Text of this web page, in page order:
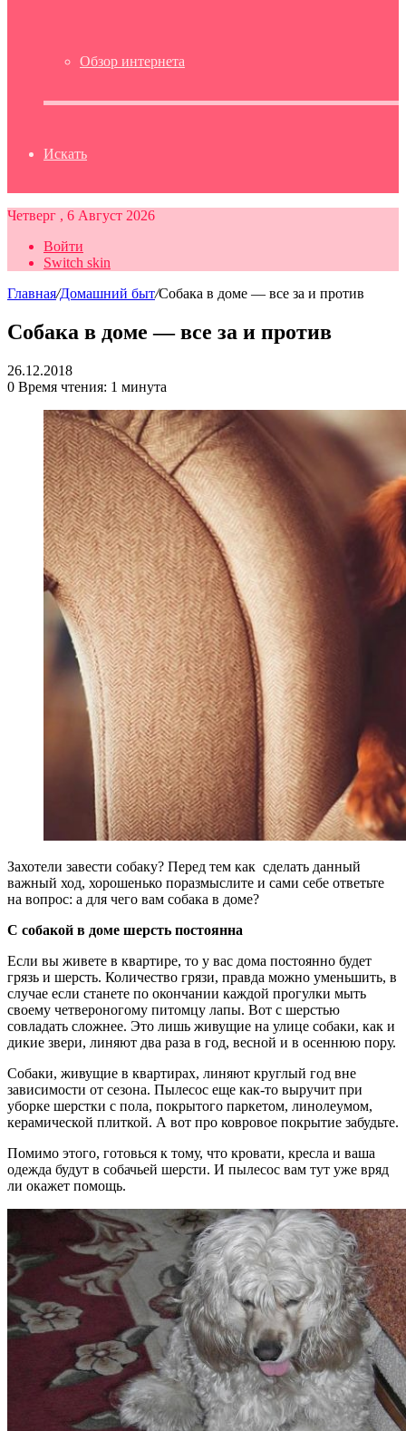
Обзор интернета
Искать
Четверг , 6 Август 2026
Войти
Switch skin
Главная/Домашний быт/Собака в доме — все за и против
Собака в доме — все за и против
26.12.2018
0 Время чтения: 1 минута
Захотели завести собаку? Перед тем как сделать данный
важный ход, хорошенько поразмыслите и сами себе ответьте
на вопрос: а для чего вам собака в доме?
С собакой в доме шерсть постоянна
Если вы живете в квартире, то у вас дома постоянно будет
грязь и шерсть. Количество грязи, правда можно уменьшить, в
случае если станете по окончании каждой прогулки мыть
своему четвероногому питомцу лапы. Вот с шерстью
совладать сложнее. Это лишь живущие на улице собаки, как и
дикие звери, линяют два раза в год, весной и в осеннюю пору.
Собаки, живущие в квартирах, линяют круглый год вне
зависимости от сезона. Пылесос еще как-то выручит при
уборке шерстки с пола, покрытого паркетом, линолеумом,
керамической плиткой. А вот про ковровое покрытие забудьте.
Помимо этого, готовься к тому, что кровати, кресла и ваша
одежда будут в собачьей шерсти. И пылесос вам тут уже вряд
ли окажет помощь.